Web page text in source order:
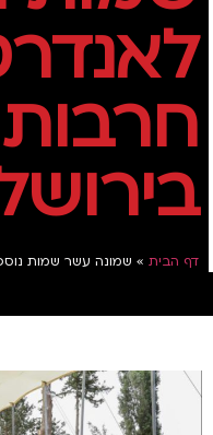
דף הבית » שמונה עשר שמות